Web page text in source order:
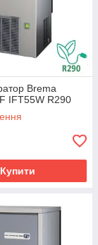
Brema
IFT55W R290
Купити